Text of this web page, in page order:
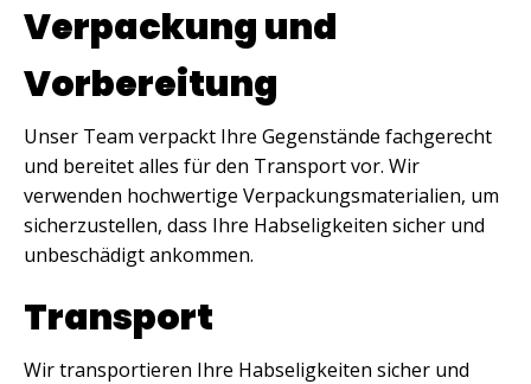
Verpackung und
Vorbereitung
Unser Team verpackt Ihre Gegenstände fachgerecht
und bereitet alles für den Transport vor. Wir
verwenden hochwertige Verpackungsmaterialien, um
sicherzustellen, dass Ihre Habseligkeiten sicher und
unbeschädigt ankommen.
Transport
Wir transportieren Ihre Habseligkeiten sicher und